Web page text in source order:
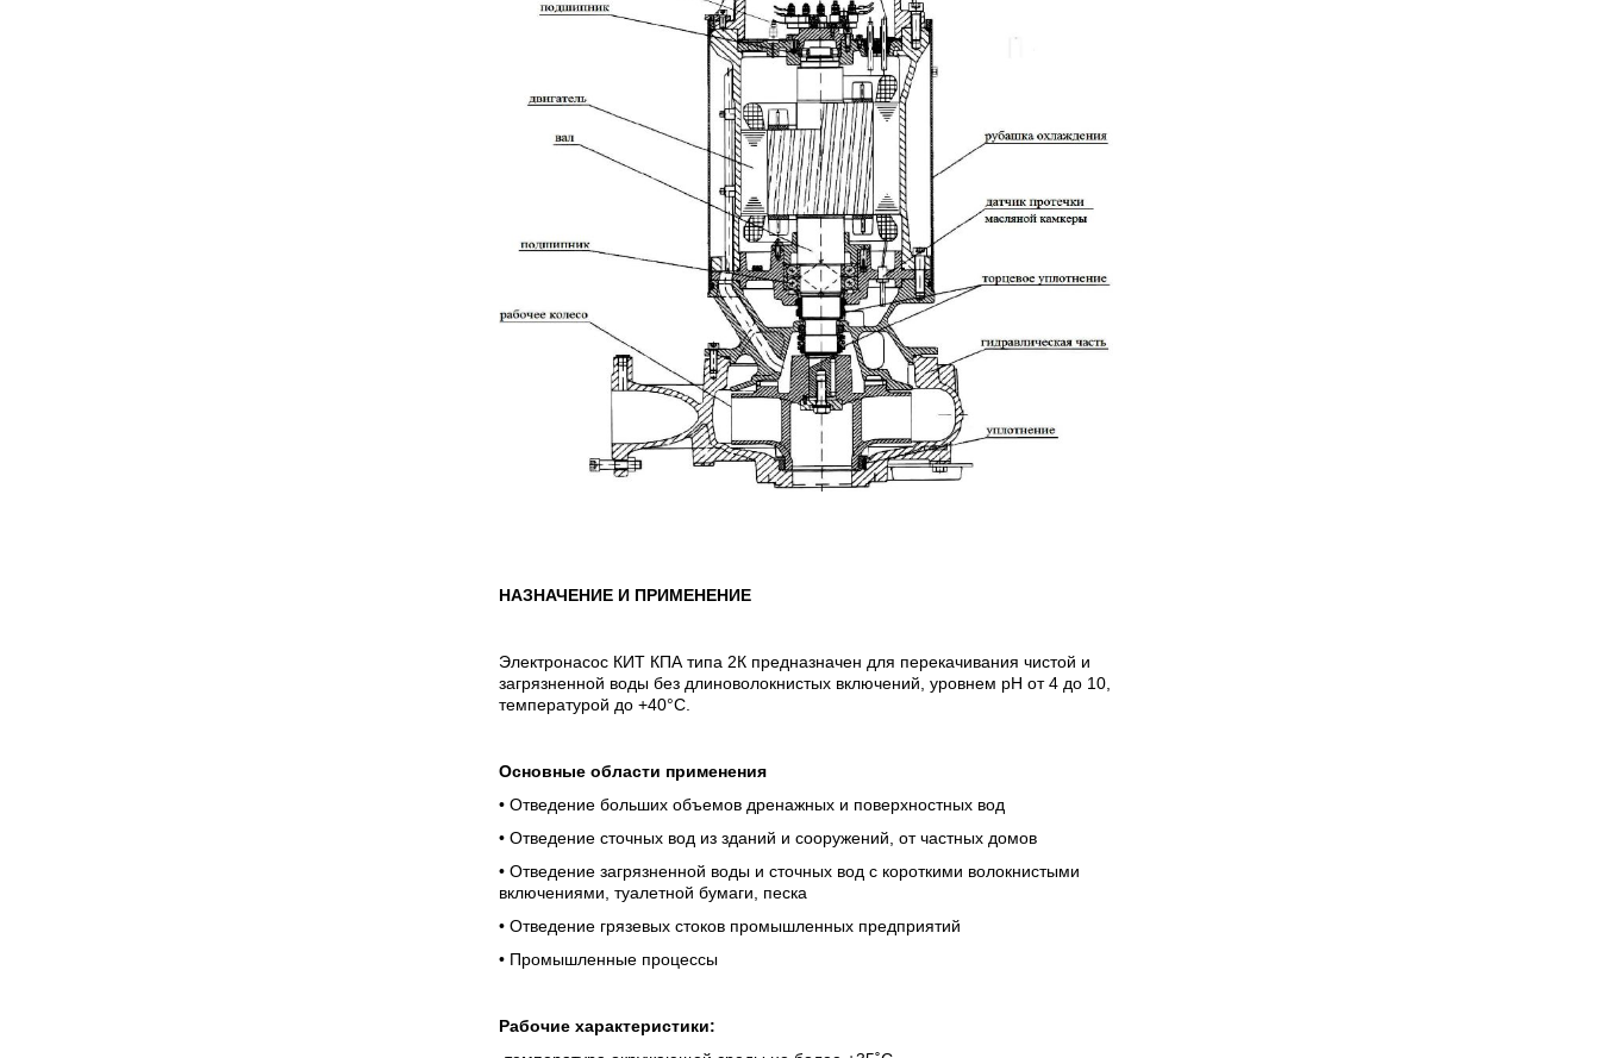
НАЗНАЧЕНИЕ И ПРИМЕНЕНИЕ
Электронасос КИТ КПА типа 2К предназначен для перекачивания чистой и
загрязненной воды без длиноволокнистых включений, уровнем рН от 4 до 10,
температурой до +40°С.
Основные области применения
• Отведение больших объемов дренажных и поверхностных вод
• Отведение сточных вод из зданий и сооружений, от частных домов
• Отведение загрязненной воды и сточных вод с короткими волокнистыми
включениями, туалетной бумаги, песка
• Отведение грязевых стоков промышленных предприятий
• Промышленные процессы
Рабочие характеристики: